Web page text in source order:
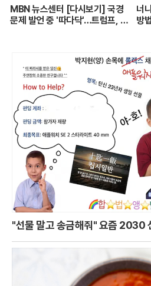
MBN 뉴스센터 [다시보기] 국경
문제 발언 중 '따다닥'…트럼프, 피
너
"선물 말고 송금해줘" 요즘 2030